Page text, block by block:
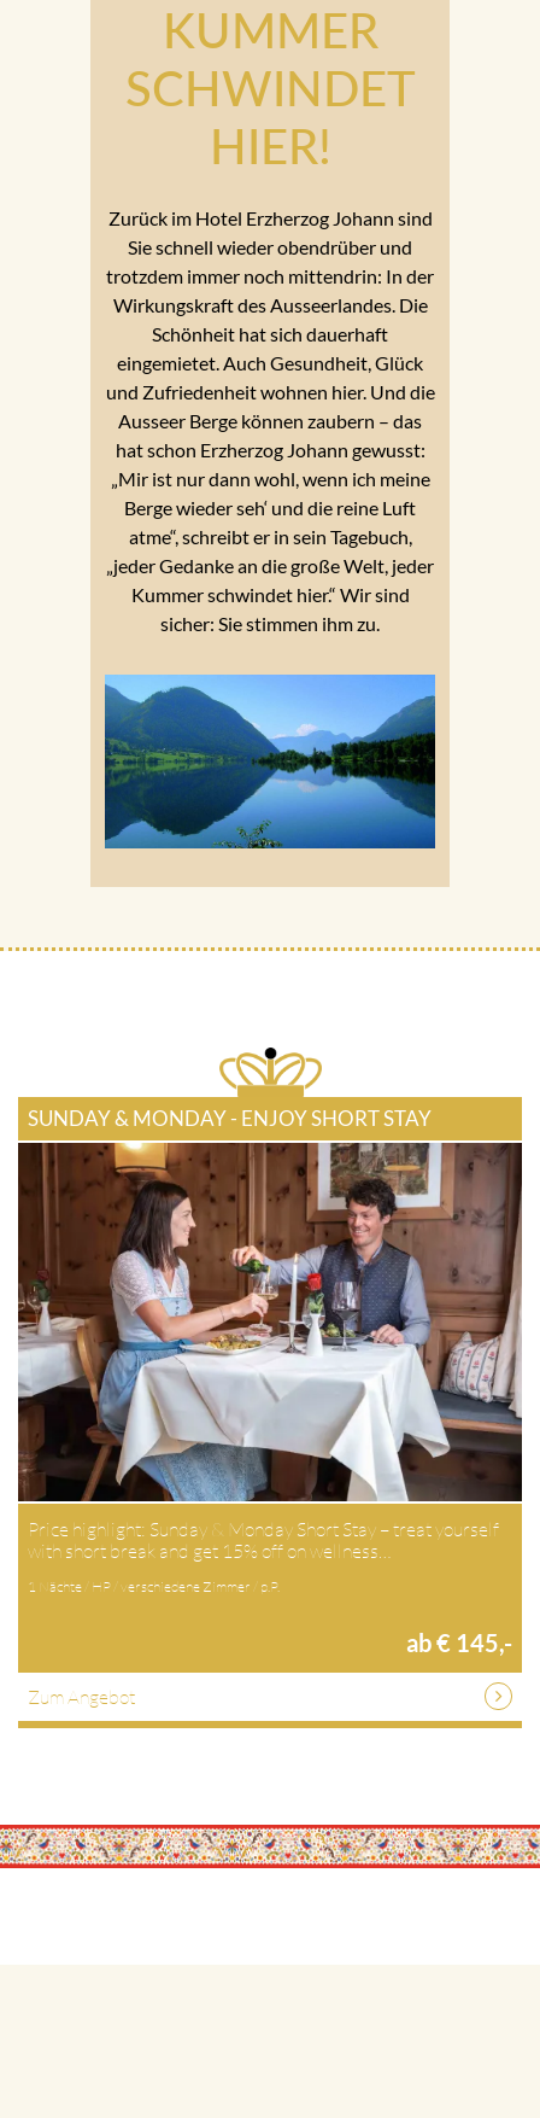
KUMMER
SCHWINDET
HIER!
Zurück im Hotel Erzherzog Johann sind
Sie schnell wieder obendrüber und
trotzdem immer noch mittendrin: In der
Wirkungskraft des Ausseerlandes. Die
Schönheit hat sich dauerhaft
eingemietet. Auch Gesundheit, Glück
und Zufriedenheit wohnen hier. Und die
Ausseer Berge können zaubern – das
hat schon Erzherzog Johann gewusst:
„Mir ist nur dann wohl, wenn ich meine
Berge wieder seh‘ und die reine Luft
atme“, schreibt er in sein Tagebuch,
„jeder Gedanke an die große Welt, jeder
Kummer schwindet hier.“ Wir sind
sicher: Sie stimmen ihm zu.
SUNDAY & MONDAY - ENJOY SHORT STAY
Price highlight: Sunday & Monday Short Stay – treat yourself
with short break and get 15% off on wellness…
1 Nächte / HP / verschiedene Zimmer / p.P.
ab € 145,-
Zum Angebot